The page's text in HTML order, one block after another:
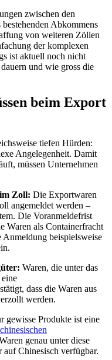
zwischen den
Abkommens
von weiteren Zöllen
der komplexen
ist aktuell noch nicht
und wie gross die
beim Export
tiefen Hürden:
Angelegenheit. Damit
müssen Unternehmen
Zoll: Die Exportwaren
angemeldet werden –
Die Voranmeldefrist
Waren als Containerfracht
Anmeldung beispielsweise
Waren, die unter das
dass die Waren aus
werden.
gewisse Produkte ist eine
genau unter diese
Chinesisch verfügbar.